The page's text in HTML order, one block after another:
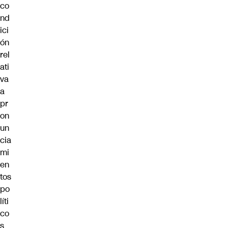
co
nd
ici
ón
rel
ati
va
a
pr
on
un
cia
mi
en
tos
po
líti
co
s